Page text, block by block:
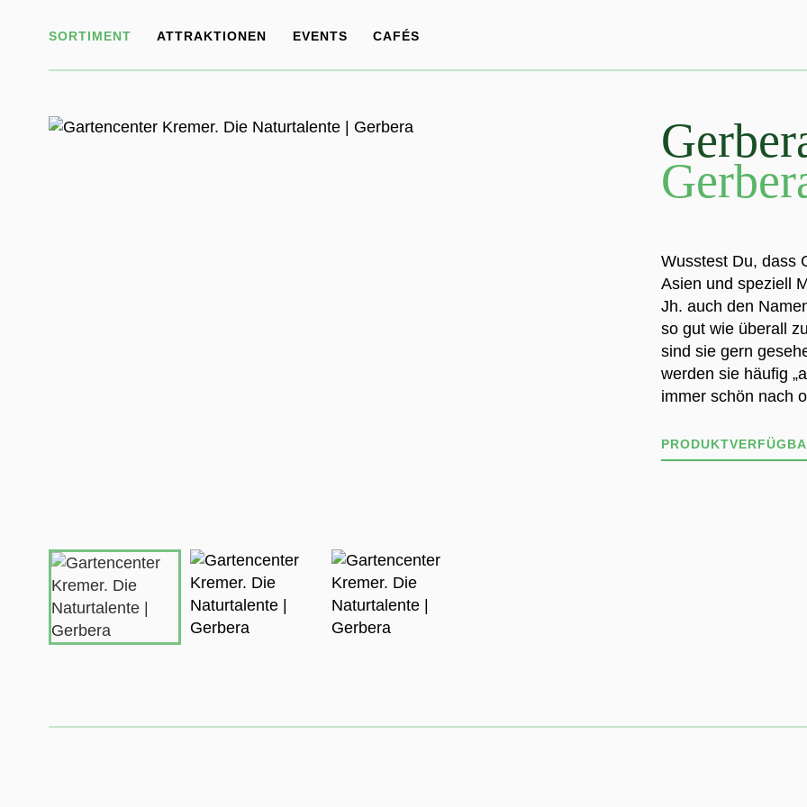
SORTIMENT ATTRAKTIONEN EVENTS CAFÉS
Wusstest Du, dass
Asien und speziell
Jh. auch den
so gut wie überall
sind sie gern
werden sie häufig
immer schön nach